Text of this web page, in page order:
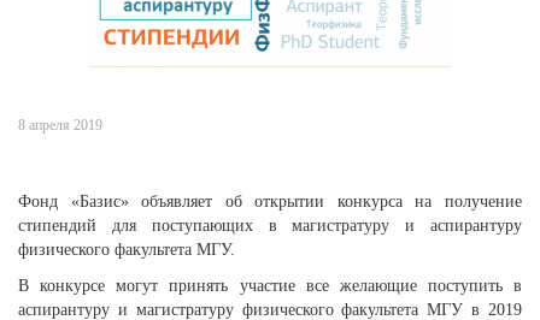
8 апреля 2019
Фонд «Базис» объявляет об открытии конкурса на получение
стипендий для поступающих в магистратуру и аспирантуру
физического факультета МГУ.
В конкурсе могут принять участие все желающие поступить в
аспирантуру и магистратуру физического факультета МГУ в 2019